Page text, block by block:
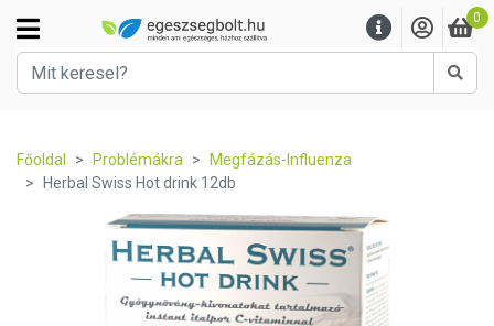
0
Főoldal Problémákra
Megfázás-Influenza
Herbal Swiss Hot drink 12db